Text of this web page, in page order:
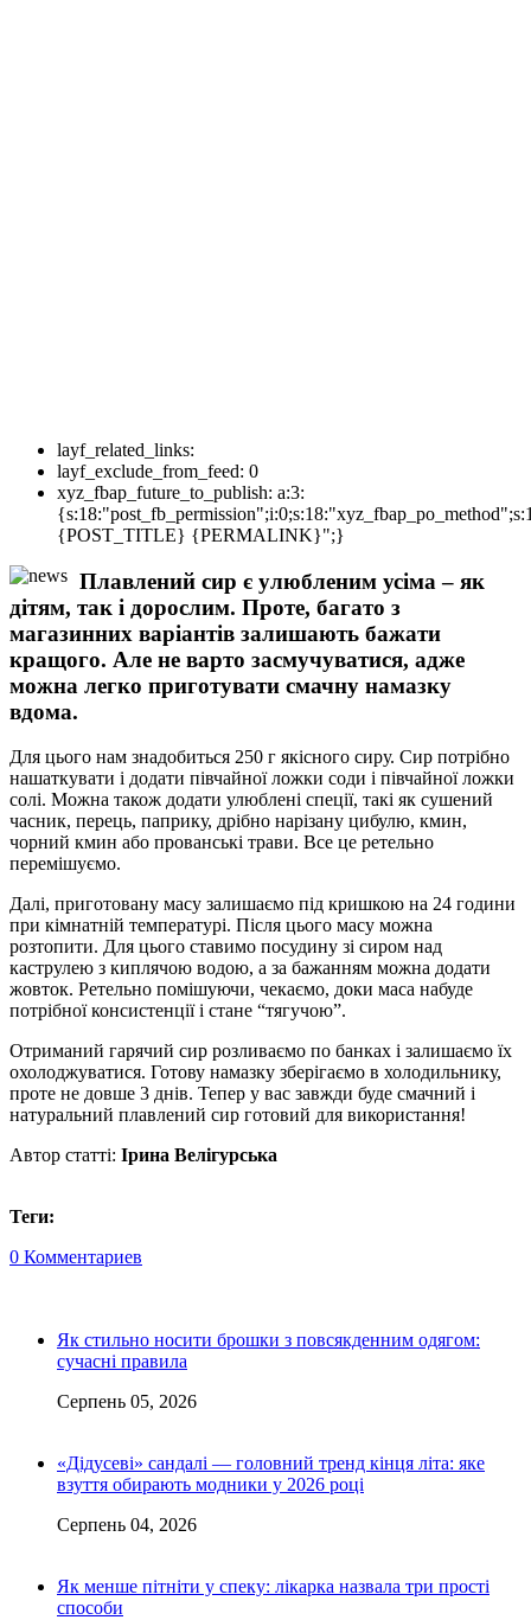
layf_related_links:
layf_exclude_from_feed: 0
xyz_fbap_future_to_publish: a:3:
{POST_TITLE} {PERMALINK}";}
Плавлений сир є улюбленим усіма – як
дітям, так і дорослим. Проте, багато з
магазинних варіантів залишають бажати
кращого. Але не варто засмучуватися, адже
можна легко приготувати смачну намазку
вдома.
Для цього нам знадобиться 250 г якісного сиру. Сир потрібно
нашаткувати і додати півчайної ложки соди і півчайної ложки
солі. Можна також додати улюблені спеції, такі як сушений
часник, перець, паприку, дрібно нарізану цибулю, кмин,
чорний кмин або прованські трави. Все це ретельно
перемішуємо.
Далі, приготовану масу залишаємо під кришкою на 24 години
при кімнатній температурі. Після цього масу можна
розтопити. Для цього ставимо посудину зі сиром над
каструлею з киплячою водою, а за бажанням можна додати
жовток. Ретельно помішуючи, чекаємо, доки маса набуде
потрібної консистенції і стане “тягучою”.
Отриманий гарячий сир розливаємо по банках і залишаємо їх
охолоджуватися. Готову намазку зберігаємо в холодильнику,
проте не довше 3 днів. Тепер у вас завжди буде смачний і
натуральний плавлений сир готовий для використання!
Автор статті: Ірина Велігурська
Теги:
0 Комментариев
Як стильно носити брошки з повсякденним одягом:
сучасні правила
Серпень 05, 2026
«Дідусеві» сандалі — головний тренд кінця літа: яке
взуття обирають модники у 2026 році
Серпень 04, 2026
Як менше пітніти у спеку: лікарка назвала три прості
способи